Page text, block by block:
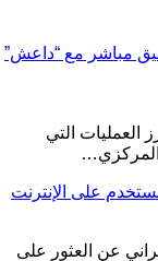
مباشر مع “داعش”
العمليات التي
عن العثور على